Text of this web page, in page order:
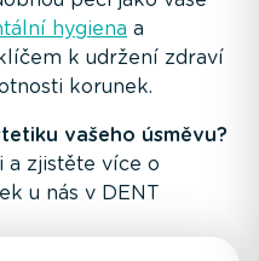
hygiena a
k udržení zdraví
korunek.
vašeho úsměvu?
a zjistěte více o
u nás v DENT